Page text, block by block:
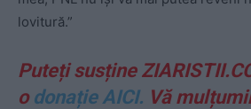
lovitură.”
Puteți susține
o donație AICI. Vă